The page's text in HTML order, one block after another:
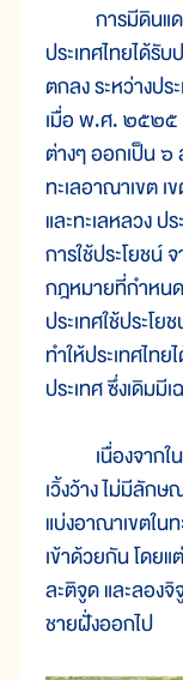
การมีดินแดน
ประเทศไทยได้รั
ตกลง ระหว่างป
เมื่อ พ.ศ. ๒๕๒๕
ต่างๆ ออกเป็น
ทะเลอาณาเขต เ
และทะเลหลวง
การใช้ประโยชน์
กฎหมายที่กำหนด
ประเทศใช้ประโ
ทำให้ประเทศไท
ประเทศ ซึ่งเดิมมี
เนื่องจากใน
เวิ้งว้าง ไม่มีลักษ
แบ่งอาณาเขตใน
เข้าด้วยกัน โดย
ละติจูด และลอง
ชายฝั่งออกไป